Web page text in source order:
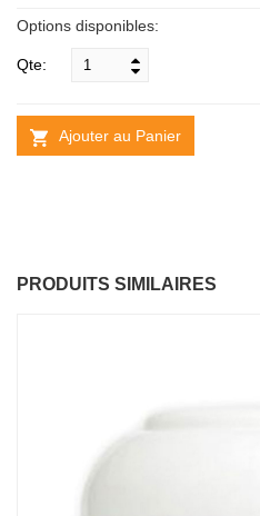
Options disponibles:
Qte:
Ajouter au Panier
PRODUITS SIMILAIRES